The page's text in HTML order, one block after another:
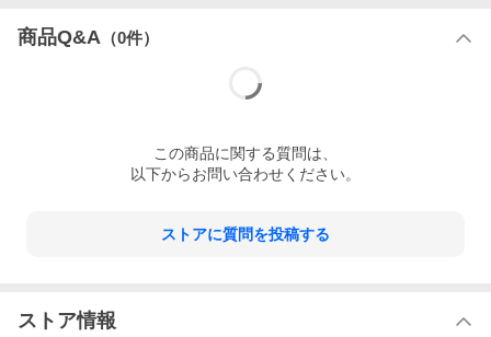
商品Q&A （0件）
この商品に関する質問は、
以下からお問い合わせください。
ストアに質問を投稿する
ストア情報